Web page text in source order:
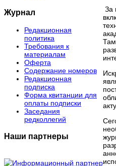
Журнал
Редакционная
политика
Требования к
материалам
Оферта
Содержание номеров
Редакционная
подписка
Форма квитанции для
оплаты подписки
Заседания
редколлегий
Наши партнеры
За